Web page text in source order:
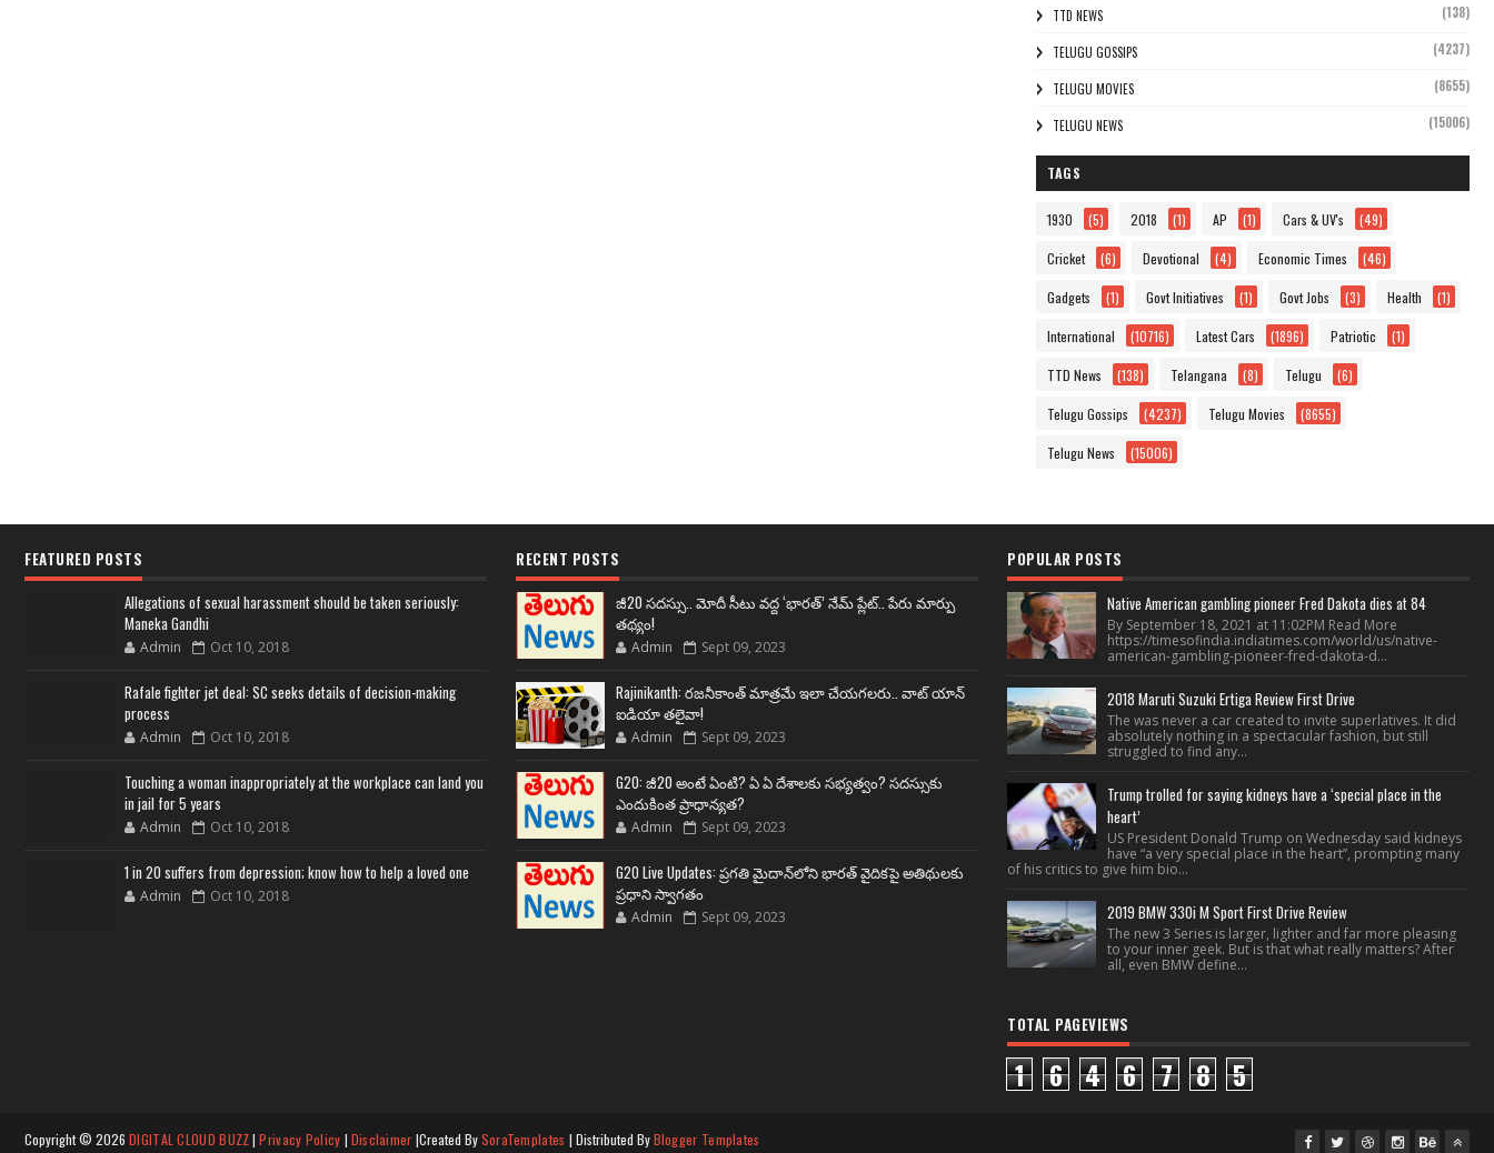
TTD NEWS (138)
TELUGU GOSSIPS (4237)
TELUGU MOVIES (8655)
TELUGU NEWS (15006)
TAGS
1930 (5) 2018 (1) AP (1) Cars & UV's (49)
Cricket (6) Devotional (4) Economic Times (46)
Gadgets (1) Govt Initiatives (1) Govt Jobs (3) Health (1)
International (10716) Latest Cars (1896) Patriotic (1)
TTD News (138) Telangana (8) Telugu (6)
Telugu Gossips (4237) Telugu Movies (8655)
Telugu News (15006)
FEATURED POSTS
Allegations of sexual harassment should be taken seriously:
Maneka Gandhi
Admin Oct 10, 2018
Rafale fighter jet deal: SC seeks details of decision-making
process
Admin Oct 10, 2018
Touching a woman inappropriately at the workplace can land you
in jail for 5 years
Admin Oct 10, 2018
1 in 20 suffers from depression; know how to help a loved one
Admin Oct 10, 2018
RECENT POSTS
జీ20 సదస్సు.. మోదీ సీటు వద్ద ‘భారత్’ నేమ్ ప్లేట్‌.. పేరు మార్పు
తథ్యం!
Admin Sept 09, 2023
Rajinikanth: రజనీకాంత్ మాత్రమే ఇలా చేయగలరు.. వాట్ యాన్
ఐడియా తలైవా!
Admin Sept 09, 2023
G20: జీ20 అంటే ఏంటి? ఏ ఏ దేశాలకు సభ్యత్వం? సదస్సుకు
ఎందుకింత ప్రాధాన్యత?
Admin Sept 09, 2023
G20 Live Updates: ప్రగతి మైదాన్‌లోని భారత్ వైదికపై అతిథులకు
ప్రధాని స్వాగతం
Admin Sept 09, 2023
POPULAR POSTS
Native American gambling pioneer Fred Dakota dies at 84
By September 18, 2021 at 11:02PM Read More
https://timesofindia.indiatimes.com/world/us/native-
american-gambling-pioneer-fred-dakota-d...
2018 Maruti Suzuki Ertiga Review First Drive
The was never a car created to invite superlatives. It did
absolutely nothing in a spectacular fashion, but still
struggled to find any...
Trump trolled for saying kidneys have a ‘special place in the
heart’
US President Donald Trump on Wednesday said kidneys
have “a very special place in the heart”, prompting many
of his critics to give him bio...
2019 BMW 330i M Sport First Drive Review
The new 3 Series is larger, lighter and far more pleasing
to your inner geek. But is that what really matters? After
all, even BMW define...
TOTAL PAGEVIEWS
1 6 4 6 7 8 5
Copyright © 2026 DIGITAL CLOUD BUZZ|Privacy Policy | Disclaimer |Created BySoraTemplates | Distributed ByBlogger Templates